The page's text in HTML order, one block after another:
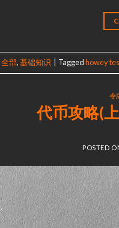
全部,基础知识 Taggedhowey
令
代币攻略(
POSTED